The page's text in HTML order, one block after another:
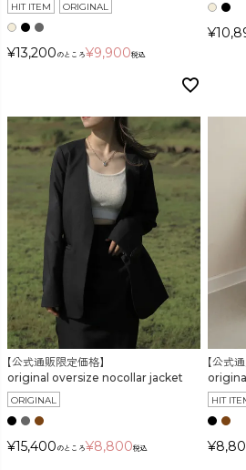
HIT ITEM ORIGINAL
¥13,200 のところ¥9,900税込
¥
【公式通販限定価格】
original oversize nocollar jacket
ORIGINAL
¥15,400 のところ¥8,800税込
【公式
HIT
¥